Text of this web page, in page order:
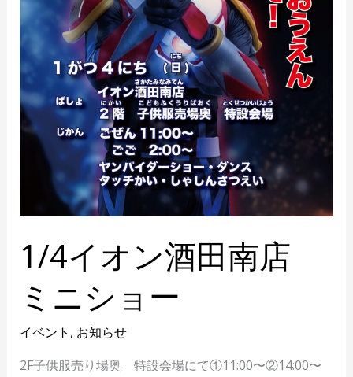
1/4イオン酒田南店
ミニショー
イベント , お知らせ
2F子供服売り場奥 特設会場にて①11:00〜②14:00〜
ー